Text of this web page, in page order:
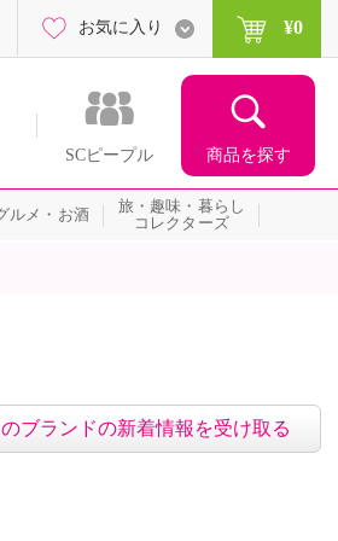
SCピープル 商品を探す
お気に入り ¥0
ルメ・お酒
旅・趣味・暮らし
コレクターズ
ブランドの新着情報を受け取る